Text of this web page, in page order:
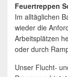
Feuertreppen
Im alltäglichen
wieder die
Arbeitsplätzen
oder durch
Unser Flucht-